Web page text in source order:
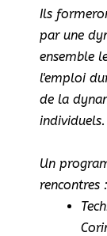
Ils
par une
ensemble
l'emploi
de la
individuels.
Un
rencontres :